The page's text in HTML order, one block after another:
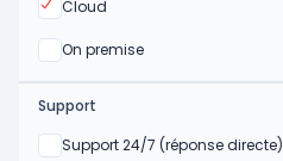
Cloud
Oui
On premise
Oui
Support
Support 24/7 (réponse directe)
Non